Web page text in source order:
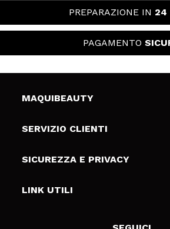
PREPARAZIONE IN 24
PAGAMENTO
MAQUIBEAUTY
Chi siamo
Gift Cards
SERVIZIO CLIENTI
Spedizioni & Resi
Metodi di pagamamento
SICUREZZA E PRIVACY
Termini e condizioni
LINK UTILI